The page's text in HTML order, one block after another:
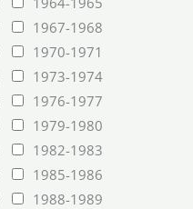
1967-1968
1970-1971
1973-1974
1976-1977
1979-1980
1982-1983
1985-1986
1988-1989